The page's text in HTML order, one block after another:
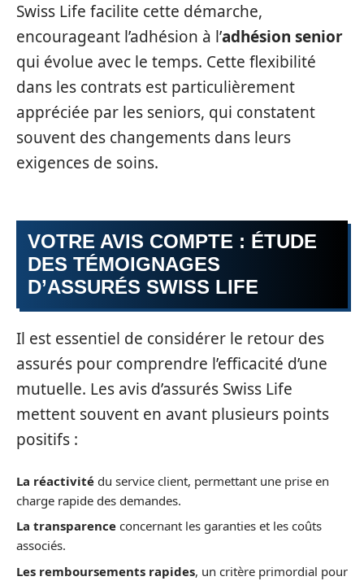
Swiss Life facilite cette démarche,
encourageant l’adhésion à l’adhésion senior
qui évolue avec le temps. Cette flexibilité
dans les contrats est particulièrement
appréciée par les seniors, qui constatent
souvent des changements dans leurs
exigences de soins.
VOTRE AVIS COMPTE : ÉTUDE
DES TÉMOIGNAGES
D’ASSURÉS SWISS LIFE
Il est essentiel de considérer le retour des
assurés pour comprendre l’efficacité d’une
mutuelle. Les avis d’assurés Swiss Life
mettent souvent en avant plusieurs points
positifs :
La réactivité du service client, permettant une prise en
charge rapide des demandes.
La transparence concernant les garanties et les coûts
associés.
Les remboursements rapides, un critère primordial pour